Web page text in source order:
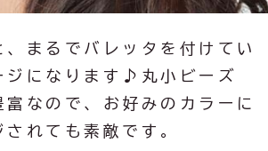
まるでバレッタを付けてい
ジになります♪丸小ビーズ
富なので、お好みのカラーに
れても素敵です。